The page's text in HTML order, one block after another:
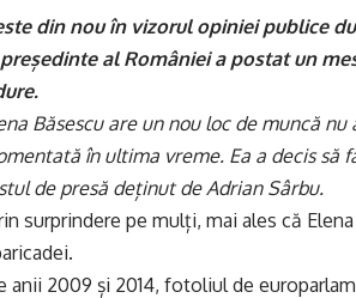
din nou în vizorul opiniei publice
al României a postat un
Băsescu are un nou loc de muncă
în ultima vreme. Ea a decis să
de presă deținut de Adrian Sârbu.
surprindere pe mulți, mai ales că
anii 2009 și 2014, fotoliul de